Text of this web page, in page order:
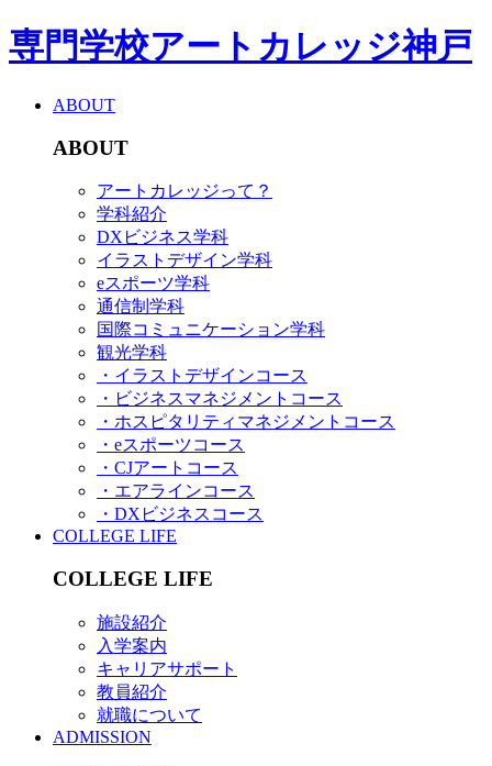
専門学校アートカレッジ神戸
ABOUT
ABOUT
アートカレッジって？
学科紹介
DXビジネス学科
イラストデザイン学科
eスポーツ学科
通信制学科
国際コミュニケーション学科
観光学科
・イラストデザインコース
・ビジネスマネジメントコース
・ホスピタリティマネジメントコース
・eスポーツコース
・CJアートコース
・エアラインコース
・DXビジネスコース
COLLEGE LIFE
COLLEGE LIFE
施設紹介
入学案内
キャリアサポート
教員紹介
就職について
ADMISSION